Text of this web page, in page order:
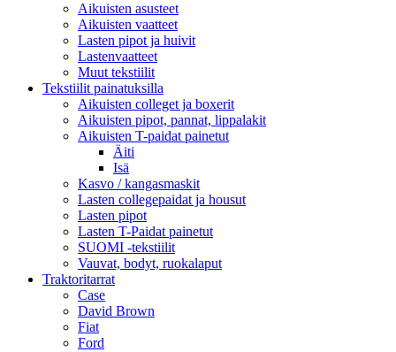
Aikuisten asusteet
Aikuisten vaatteet
Lasten pipot ja huivit
Lastenvaatteet
Muut tekstiilit
Tekstiilit painatuksilla
Aikuisten colleget ja boxerit
Aikuisten pipot, pannat, lippalakit
Aikuisten T-paidat painetut
Äiti
Isä
Kasvo / kangasmaskit
Lasten collegepaidat ja housut
Lasten pipot
Lasten T-Paidat painetut
SUOMI -tekstiilit
Vauvat, bodyt, ruokalaput
Traktoritarrat
Case
David Brown
Fiat
Ford